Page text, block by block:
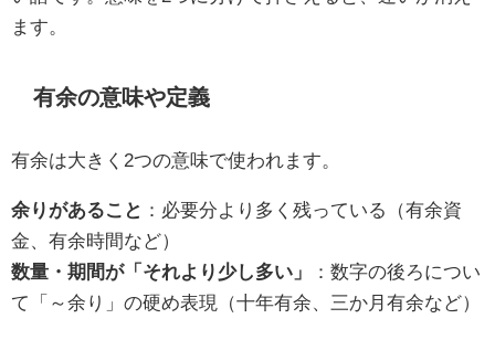
ます。
有余の意味や定義
有余は大きく2つの意味で使われます。
余りがあること ：必要分より多く残っている（有余資
金、有余時間など）
数量・期間が「それより少し多い」
：数字の後ろについ
て「～余り」の硬め表現（十年有余、三か月有余など）